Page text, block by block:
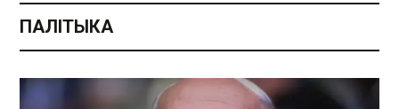
ПАЛІТЫКА